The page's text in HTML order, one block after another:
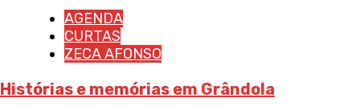
AGENDA
CURTAS
ZECA AFONSO
Histórias e memórias em Grândola